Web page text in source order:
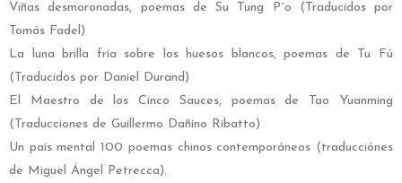
Viñas desmoronadas, poemas de Su Tung P´o (Traducidos por
Tomás Fadel)
La luna brilla fría sobre los huesos blancos, poemas de Tu Fú
(Traducidos por Daniel Durand)
El Maestro de los Cinco Sauces, poemas de Tao Yuanming
(Traducciones de Guillermo Dañino Ribatto)
Un país mental 100 poemas chinos contemporáneos (traducciónes
de Miguel Ángel Petrecca).